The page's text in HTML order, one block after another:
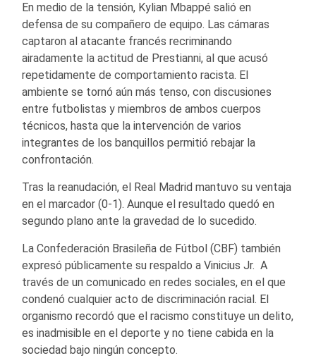
En medio de la tensión, Kylian Mbappé salió en
defensa de su compañero de equipo. Las cámaras
captaron al atacante francés recriminando
airadamente la actitud de Prestianni, al que acusó
repetidamente de comportamiento racista. El
ambiente se tornó aún más tenso, con discusiones
entre futbolistas y miembros de ambos cuerpos
técnicos, hasta que la intervención de varios
integrantes de los banquillos permitió rebajar la
confrontación.
Tras la reanudación, el Real Madrid mantuvo su ventaja
en el marcador (0-1). Aunque el resultado quedó en
segundo plano ante la gravedad de lo sucedido.
La Confederación Brasileña de Fútbol (CBF) también
expresó públicamente su respaldo a Vinicius Jr. A
través de un comunicado en redes sociales, en el que
condenó cualquier acto de discriminación racial. El
organismo recordó que el racismo constituye un delito,
es inadmisible en el deporte y no tiene cabida en la
sociedad bajo ningún concepto.